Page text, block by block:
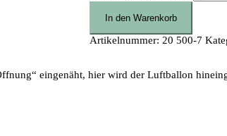
In den Warenkorb
Artikelnummer: 20 500-7
eingenäht, hier wird der Luftballon